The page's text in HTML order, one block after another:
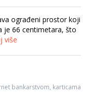
ograđeni prostor koji
je 66 centimetara, što
više
bankarstvom, karticama